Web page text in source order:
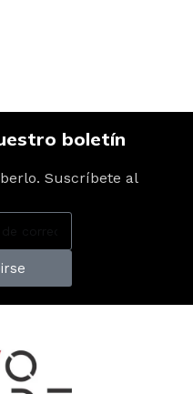
boletín
Suscríbete al